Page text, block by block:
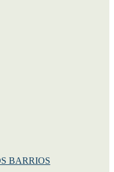
BARRIOS